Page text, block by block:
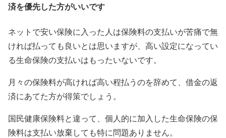
済を優先した方がいいです
ネットで安い保険に入った人は保険料の支払いが苦痛で無
ければ払っても良いとは思いますが、高い設定になってい
る生命保険の支払いはもったいないです。
月々の保険料が高ければ高い程払うのを辞めて、借金の返
済にあてた方が得策でしょう。
国民健康保険料と違って、個人的に加入した生命保険の保
険料は支払い放棄しても特に問題ありません。